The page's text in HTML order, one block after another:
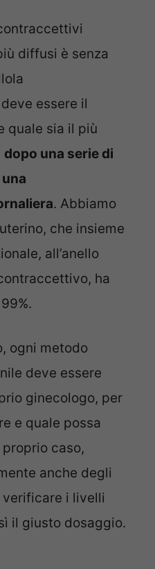
diffusi è senza
essere il
quale sia il più
dopo una serie di
. Abbiamo
che insieme
all’anello
ha
ogni metodo
deve essere
ginecologo, per
e quale possa
caso,
anche degli
verificare i livelli
il giusto dosaggio.